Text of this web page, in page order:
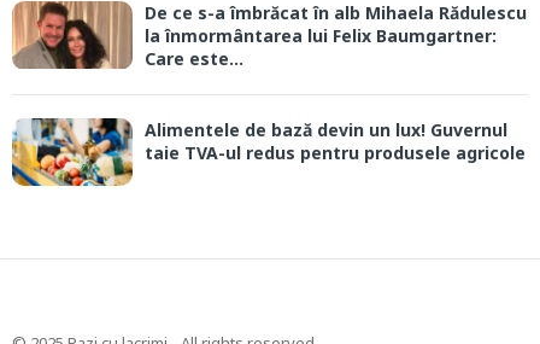
De ce s-a îmbrăcat în alb Mihaela Rădulescu
la înmormântarea lui Felix Baumgartner:
Care este...
Alimentele de bază devin un lux! Guvernul
taie TVA-ul redus pentru produsele agricole